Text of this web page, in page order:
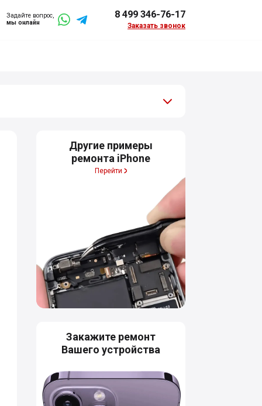
Задайте вопрос,
мы онлайн
8 499 346-76-17
Заказать звонок
Другие примеры
ремонта iPhone
Перейти
Закажите ремонт
Вашего устройства